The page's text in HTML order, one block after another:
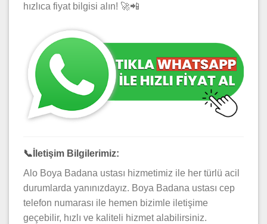
hızlıca fiyat bilgisi alın! 🚀📲
📞 İletişim Bilgilerimiz:
Alo Boya Badana ustası hizmetimiz ile her türlü acil
durumlarda yanınızdayız. Boya Badana ustası cep
telefon numarası ile hemen bizimle iletişime
geçebilir, hızlı ve kaliteli hizmet alabilirsiniz.